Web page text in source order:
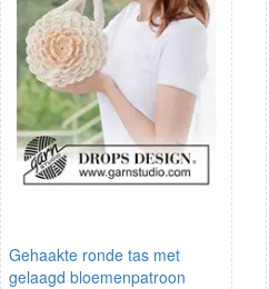
Gehaakte ronde tas met
gelaagd bloemenpatroon